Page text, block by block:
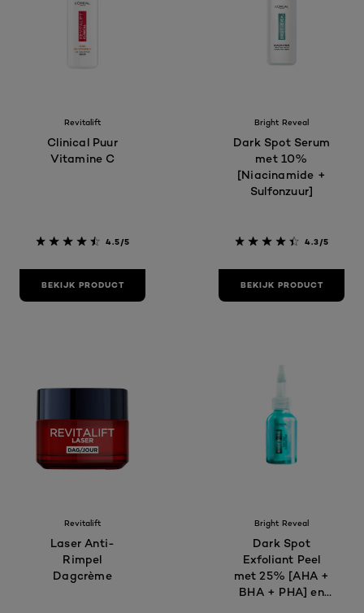
Revitalift
Clinical Puur
Vitamine C
4.5/5
BEKIJK PRODUCT
Bright Reveal
Dark Spot Serum
met 10%
[Niacinamide​ +
Sulfonzuur]​
4.3/5
BEKIJK PRODUCT
Revitalift
Laser Anti-
Rimpel
Dagcrème
Bright Reveal
Dark Spot
Exfoliant Peel
met 25% [AHA +
BHA + PHA] en